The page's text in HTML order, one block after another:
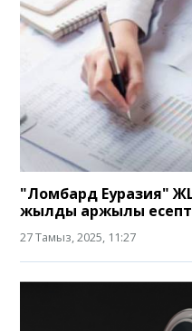
"Ломбард Еуразия"
жылдық қаржылық
27 Тамыз, 2025, 11:27